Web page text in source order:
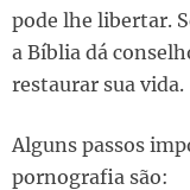
pode lhe libertar.
a Bíblia dá
restaurar sua vida.
Alguns passos
pornografia são: